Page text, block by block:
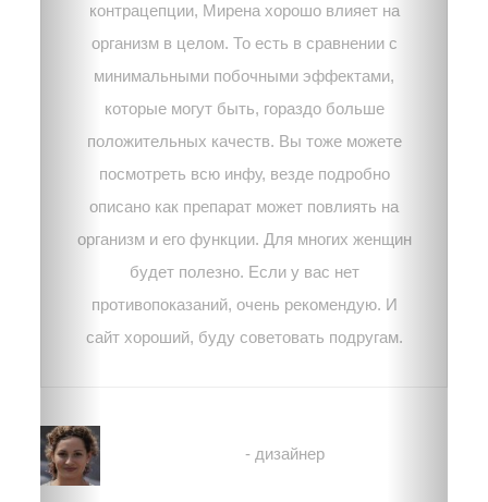
контрацепции, Мирена хорошо влияет на
организм в целом. То есть в сравнении с
минимальными побочными эффектами,
которые могут быть, гораздо больше
положительных качеств. Вы тоже можете
посмотреть всю инфу, везде подробно
описано как препарат может повлиять на
организм и его функции. Для многих женщин
будет полезно. Если у вас нет
противопоказаний, очень рекомендую. И
сайт хороший, буду советовать подругам.
- дизайнер